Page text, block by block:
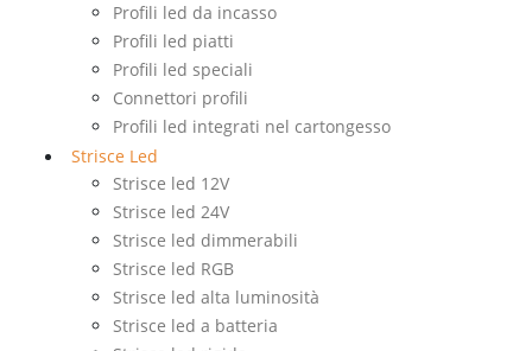
Profili led da incasso
Profili led piatti
Profili led speciali
Connettori profili
Profili led integrati nel cartongesso
Strisce Led
Strisce led 12V
Strisce led 24V
Strisce led dimmerabili
Strisce led RGB
Strisce led alta luminosità
Strisce led a batteria